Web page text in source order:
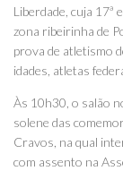
Liberdade, cuja
zona ribeirinha de
prova de atletismo
idades, atletas
Às 10h30, o salão
solene das
Cravos, na qual
com assento na